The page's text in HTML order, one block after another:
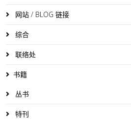
网站 / BLOG 链接
综合
联络处
书籍
丛书
特刊